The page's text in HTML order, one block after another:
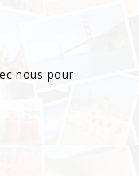
nous pour